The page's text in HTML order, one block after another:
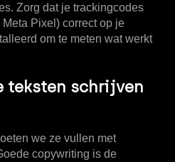
Zorg dat je trackingcodes
Pixel) correct op je
om te meten wat werkt
teksten schrijven
we ze vullen met
copywriting is de